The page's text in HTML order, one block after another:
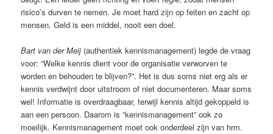
risico’s durven te nemen. Je moet hard zijn op feiten en zacht op
mensen. Geld is een middel, nooit een doel.
Bart van der Meij (authentiek kennismanagement) legde de vraag
voor: “Welke kennis dient voor de organisatie verworven te
worden en behouden te blijven?”. Het is dus soms niet erg als er
kennis verdwijnt door uitstroom of niet documenteren. Maar soms
wel! Informatie is overdraagbaar, terwijl kennis altijd gekoppeld is
aan een persoon. Daarom is “kennismanagement” ook zo
moeilijk. Kennismanagement moet ook onderdeel zijn van hrm.